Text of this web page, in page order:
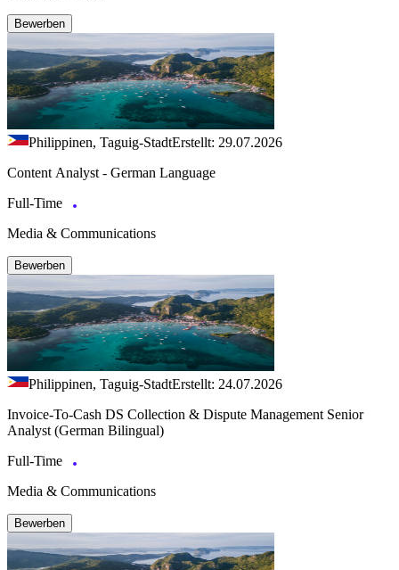
Bewerben
Philippinen, Taguig-StadtErstellt: 29.07.2026
Content Analyst - German Language
Full-Time
Media & Communications
Bewerben
Philippinen, Taguig-StadtErstellt: 24.07.2026
Invoice-To-Cash DS Collection & Dispute Management Senior
Analyst (German Bilingual)
Full-Time
Media & Communications
Bewerben